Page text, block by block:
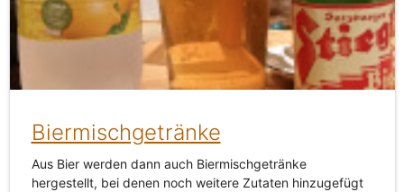
Biermischgetränke
Aus Bier werden dann auch Biermischgetränke
hergestellt, bei denen noch weitere Zutaten hinzugefügt